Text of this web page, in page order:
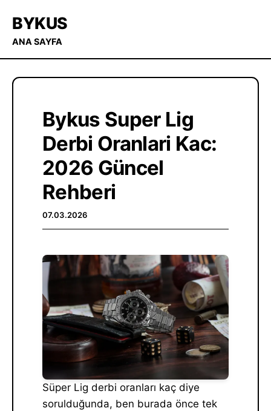
BYKUS
ANA SAYFA
Bykus Super Lig
Derbi Oranlari Kac:
2026 Güncel
Rehberi
07.03.2026
Süper Lig derbi oranları kaç diye
sorulduğunda, ben burada önce tek